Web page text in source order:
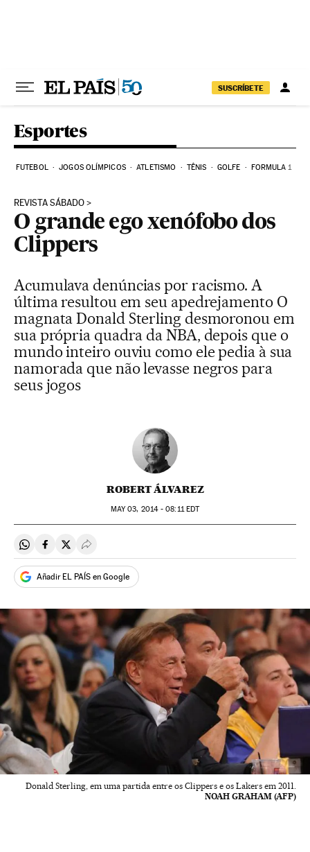
SUSCRÍBETE
Esportes
FUTEBOL JOGOS OLÍMPICOS ATLETISMO TÊNIS GOLFE FORMULA 1
REVISTA SÁBADO
O grande ego xenófobo dos
Clippers
Acumulava denúncias por racismo. A
última resultou em seu apedrejamento O
magnata Donald Sterling desmoronou em
sua própria quadra da NBA, depois que o
mundo inteiro ouviu como ele pedia à sua
namorada que não levasse negros para
seus jogos
ROBERT ÁLVAREZ
MAY03, 2014 - 08:11EDT
Compartir en Whatsapp
Compartir en Facebook
Compartir en Twitter
Desplegar Redes Sociales
Añadir EL PAÍS en Google
Donald Sterling, em uma partida entre os Clippers e os Lakers em 2011.
NOAH GRAHAM (AFP)